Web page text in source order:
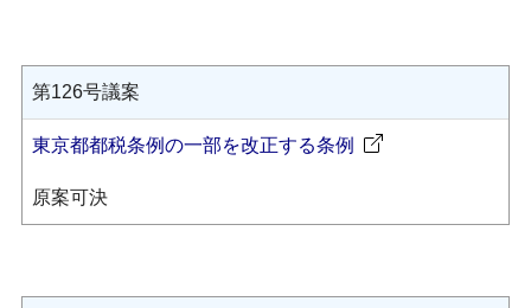
第126号議案
東京都都税条例の一部を改正する条例
原案可決